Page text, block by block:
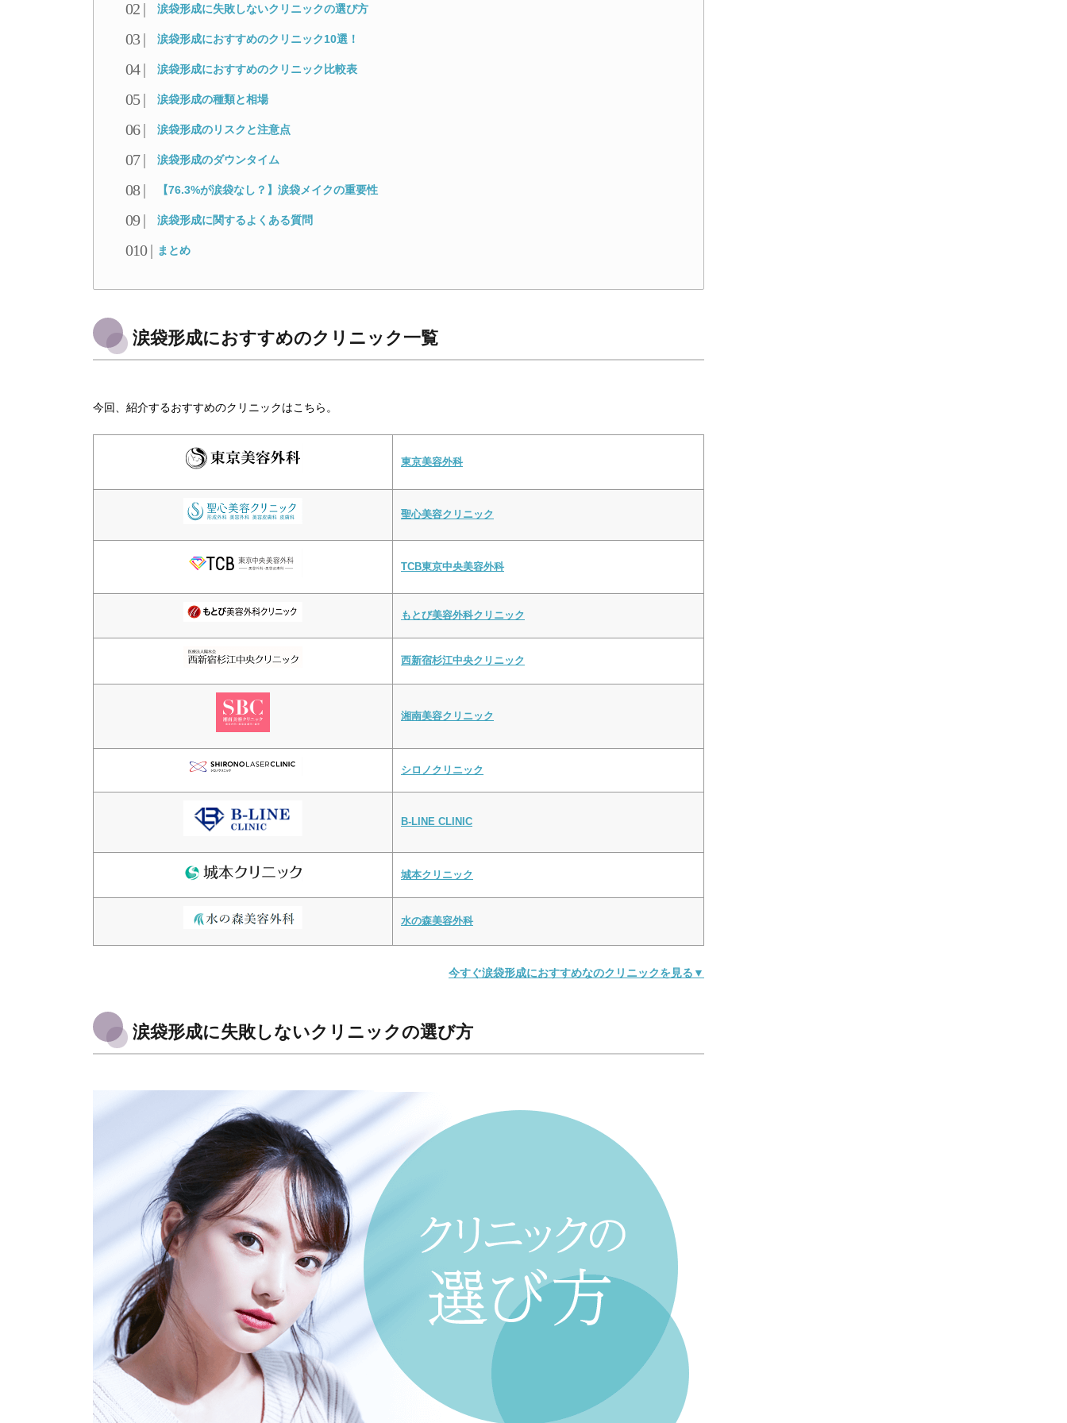
涙袋形成に失敗しないクリニックの選び方
涙袋形成におすすめのクリニック10選！
涙袋形成におすすめのクリニック比較表
涙袋形成の種類と相場
涙袋形成のリスクと注意点
涙袋形成のダウンタイム
【76.3%が涙袋なし？】涙袋メイクの重要性
涙袋形成に関するよくある質問
まとめ
涙袋形成におすすめのクリニック一覧
今回、紹介するおすすめのクリニックはこちら。
東京美容外科
聖心美容クリニック
TCB東京中央美容外科
もとび美容外科クリニック
西新宿杉江中央クリニック
湘南美容クリニック
シロノクリニック
B-LINE CLINIC
城本クリニック
水の森美容外科
今すぐ涙袋形成におすすめなのクリニックを見る▼
涙袋形成に失敗しないクリニックの選び方